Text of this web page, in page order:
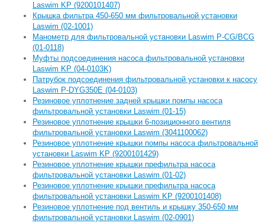
Laswim KP (9200101407)
Крышка фильтра 450-650 мм фильтровальной установки
Laswim (02-1001)
Манометр для фильтровальной установки Laswim P-CG/BCG
(01-0118)
Муфты подсоединения насоса фильтровальной установки
Laswim KP (04-0103K)
Патрубок подсоединения фильтровальной установки к насосу
Laswim P-DYG350E (04-0103)
Резиновое уплотнение задней крышки помпы насоса
фильтровальной установки Laswim (01-15)
Резиновое уплотнение крышки 6-позиционного вентиля
фильтровальной установки Laswim (3041100062)
Резиновое уплотнение крышки помпы насоса фильтровальной
установки Laswim KP (9200101429)
Резиновое уплотнение крышки префильтра насоса
фильтровальной установки Laswim (01-02)
Резиновое уплотнение крышки префильтра насоса
фильтровальной установки Laswim KP (9200101408)
Резиновое уплотнение под вентиль и крышку 350-650 мм
фильтровальной установки Laswim (02-0901)